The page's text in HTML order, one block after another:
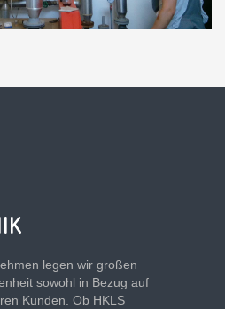
legen wir großen
sowohl in Bezug auf
Kunden. Ob HKLS